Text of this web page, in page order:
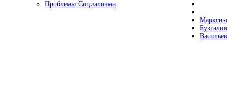
Проблемы Социализма